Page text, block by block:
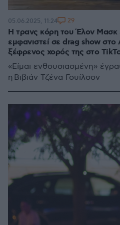
H τρανς κόρη του Έλον Μασκ
εμφανιστεί σε drag show
ξέφρενος χορός της στο
«Είμαι ενθουσιασμένη»
η Βιβιάν Τζένα Γουίλσον
05.06.2025, 11:24 29